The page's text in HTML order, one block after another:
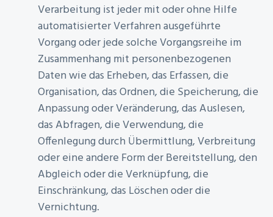
Verarbeitung ist jeder mit oder ohne Hilfe
automatisierter Verfahren ausgeführte
Vorgang oder jede solche Vorgangsreihe im
Zusammenhang mit personenbezogenen
Daten wie das Erheben, das Erfassen, die
Organisation, das Ordnen, die Speicherung, die
Anpassung oder Veränderung, das Auslesen,
das Abfragen, die Verwendung, die
Offenlegung durch Übermittlung, Verbreitung
oder eine andere Form der Bereitstellung, den
Abgleich oder die Verknüpfung, die
Einschränkung, das Löschen oder die
Vernichtung.